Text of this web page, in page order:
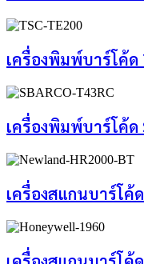
เครื่องพิมพ์บาร์โค้ด
เครื่องพิมพ์บาร์โค้ด
เครื่องสแกนบาร์โค้